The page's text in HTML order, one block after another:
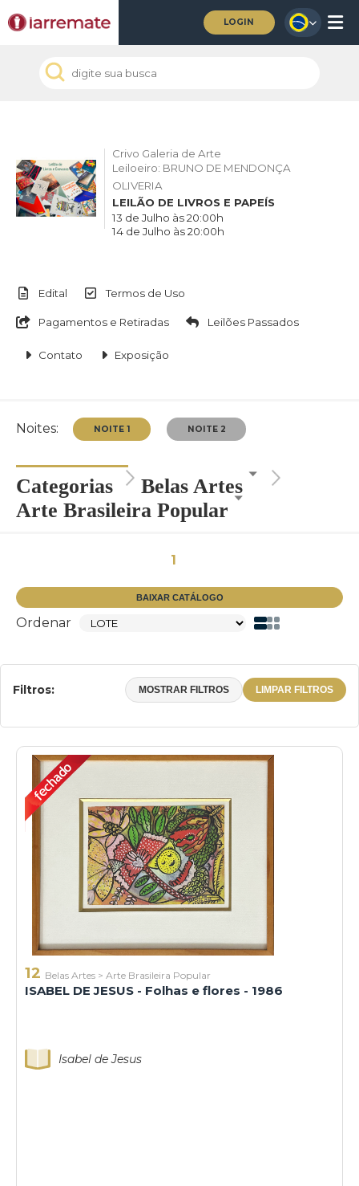
LOGIN
Crivo Galeria de Arte
Leiloeiro: BRUNO DE MENDONÇA
OLIVERIA
LEILÃO DE LIVROS E PAPEÍS
13 de Julho às 20:00h
14 de Julho às 20:00h
Edital Termos de Uso
Pagamentos e Retiradas Leilões Passados
Contato Exposição
Noites:
Categorias
Belas Artes
Arte Brasileira Popular
1
BAIXAR CATÁLOGO
Ordenar
Filtros: MOSTRAR FILTROS LIMPAR FILTROS
12 Belas Artes > Arte Brasileira Popular
ISABEL DE JESUS - Folhas e flores - 1986
Isabel de Jesus